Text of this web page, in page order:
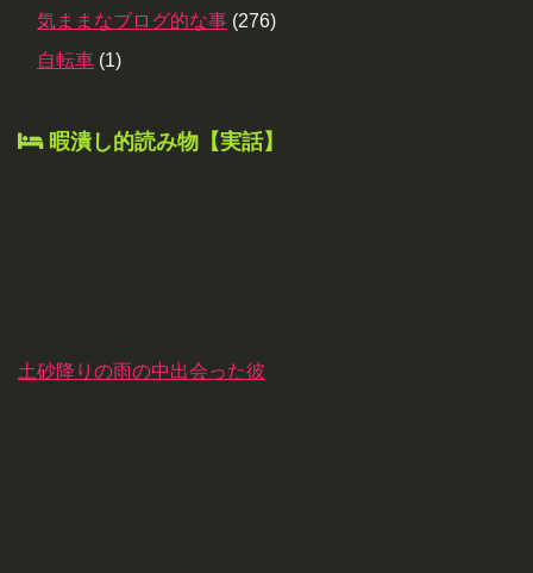
気ままなブログ的な事 (276)
自転車 (1)
暇潰し的読み物【実話】
土砂降りの雨の中出会った彼